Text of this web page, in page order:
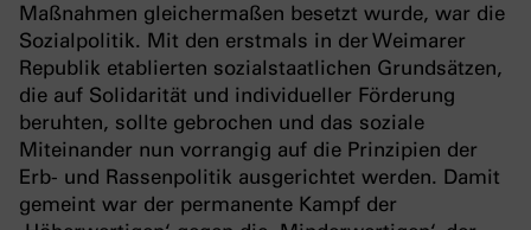
Maßnahmen gleichermaßen besetzt wurde, war die
Sozialpolitik. Mit den erstmals in der Weimarer
Republik etablierten sozialstaatlichen Grundsätzen,
die auf Solidarität und individueller Förderung
beruhten, sollte gebrochen und das soziale
Miteinander nun vorrangig auf die Prinzipien der
Erb- und Rassenpolitik ausgerichtet werden. Damit
gemeint war der permanente Kampf der